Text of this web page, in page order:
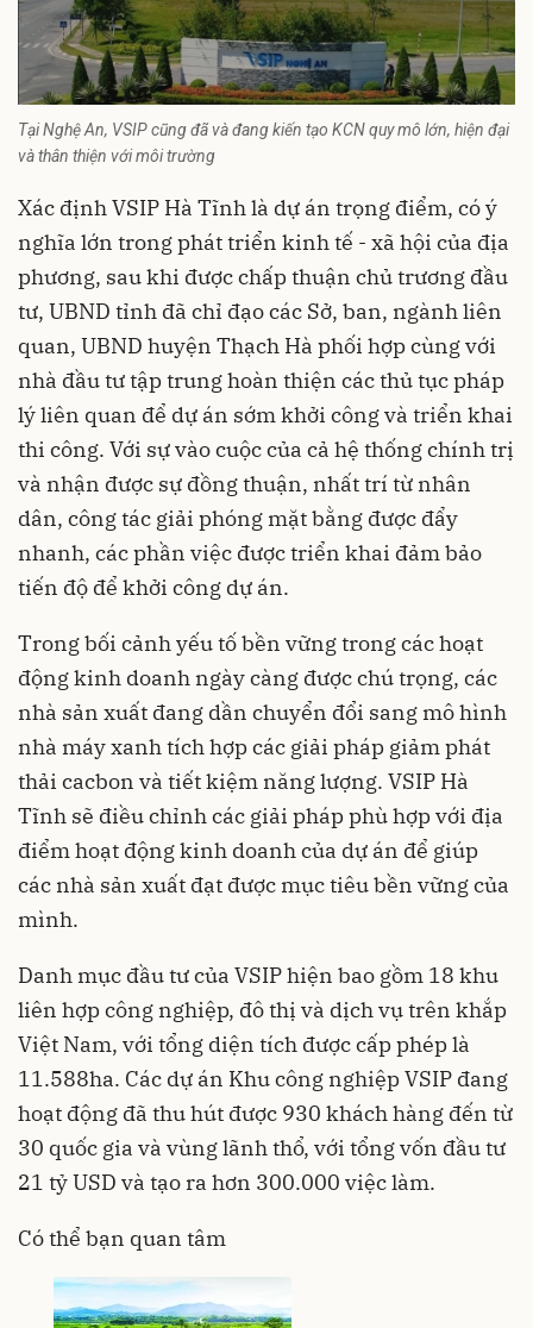
Tại Nghệ An, VSIP cũng đã và đang kiến tạo KCN quy mô lớn, hiện đại
và thân thiện với môi trường
Xác định VSIP Hà Tĩnh là dự án trọng điểm, có ý
nghĩa lớn trong phát triển kinh tế - xã hội của địa
phương, sau khi được chấp thuận chủ trương đầu
tư, UBND tỉnh đã chỉ đạo các Sở, ban, ngành liên
quan, UBND huyện Thạch Hà phối hợp cùng với
nhà đầu tư tập trung hoàn thiện các thủ tục pháp
lý liên quan để dự án sớm khởi công và triển khai
thi công. Với sự vào cuộc của cả hệ thống chính trị
và nhận được sự đồng thuận, nhất trí từ nhân
dân, công tác giải phóng mặt bằng được đẩy
nhanh, các phần việc được triển khai đảm bảo
tiến độ để khởi công dự án.
Trong bối cảnh yếu tố bền vững trong các hoạt
động kinh doanh ngày càng được chú trọng, các
nhà sản xuất đang dần chuyển đổi sang mô hình
nhà máy xanh tích hợp các giải pháp giảm phát
thải cacbon và tiết kiệm năng lượng. VSIP Hà
Tĩnh sẽ điều chỉnh các giải pháp phù hợp với địa
điểm hoạt động kinh doanh của dự án để giúp
các nhà sản xuất đạt được mục tiêu bền vững của
mình.
Danh mục đầu tư của VSIP hiện bao gồm 18 khu
liên hợp công nghiệp, đô thị và dịch vụ trên khắp
Việt Nam, với tổng diện tích được cấp phép là
11.588ha. Các dự án Khu công nghiệp VSIP đang
hoạt động đã thu hút được 930 khách hàng đến từ
30 quốc gia và vùng lãnh thổ, với tổng vốn đầu tư
21 tỷ USD và tạo ra hơn 300.000 việc làm.
Có thể bạn quan tâm